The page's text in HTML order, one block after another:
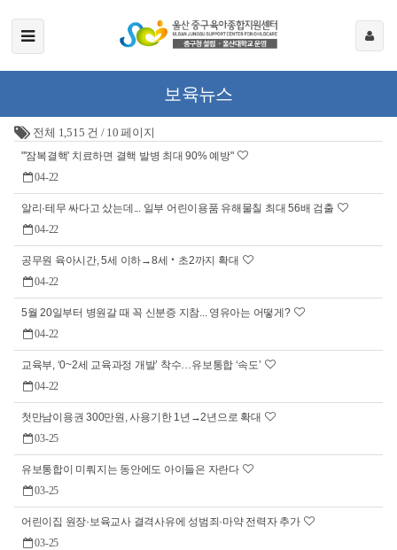
보육뉴스
전체 1,515 건 / 10 페이지
"'잠복결핵' 치료하면 결핵 발병 최대 90% 예방"
04-22
알리·테무 싸다고 샀는데... 일부 어린이용품 유해물칠 최대 56배 검출
04-22
공무원 육아시간, 5세 이하→8세‧초2까지 확대
04-22
5월 20일부터 병원갈 때 꼭 신분증 지참... 영유아는 어떻게?
04-22
교육부, ‘0~2세 교육과정 개발’ 착수…유보통합 ‘속도’
04-22
첫만남이용권 300만원, 사용기한 1년→2년으로 확대
03-25
유보통합이 미뤄지는 동안에도 아이들은 자란다
03-25
어린이집 원장·보육교사 결격사유에 성범죄·마약 전력자 추가
03-25